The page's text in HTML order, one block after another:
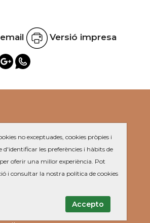
Versió impresa
no exceptuades, cookies pròpies i
d'identificar les preferències i hàbits de
oferir una millor experiència. Pot
i consultar la nostra política de cookies
Accepto